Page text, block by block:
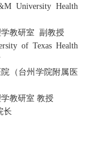
University Health
学教研室 副教授
of Texas Health
（台州学院附属医
教研室 教授
长